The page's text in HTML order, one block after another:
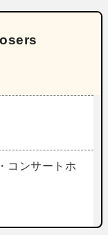
コンサートホ